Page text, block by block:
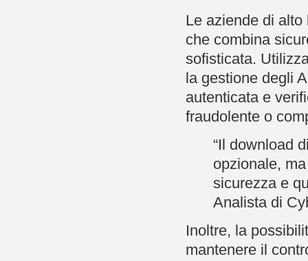
Le aziende di
che combina
sofisticata.
la gestione degli
autenticata e
fraudolente o
“Il download
opzionale,
sicurezza e
Analista di
Inoltre, la
mantenere il